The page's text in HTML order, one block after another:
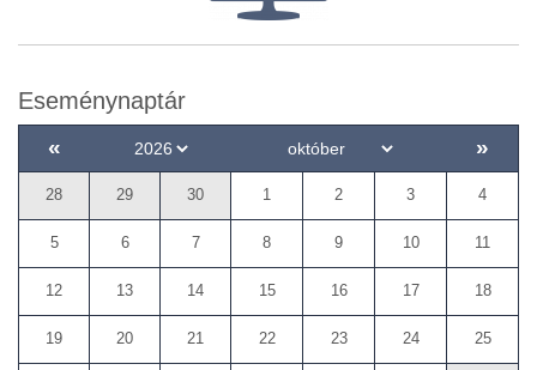
Eseménynaptár
« »
28 29 30 1 2 3 4
5 6 7 8 9 10 11
12 13 14 15 16 17 18
19 20 21 22 23 24 25